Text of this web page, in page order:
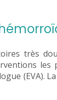
très
(EVA).